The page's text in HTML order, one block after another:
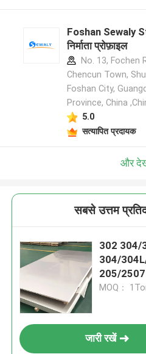
Foshan Sewaly
निर्माता प्रोफ़ाइल
No. 13, Fochen
Chencun Town,
Foshan City,
Province, China
5.0
सत्यापित प्रदायक
और
सबसे उत्तम
302 304/
304/
205/2507
निर्माता
MOQ：
जारी रखें